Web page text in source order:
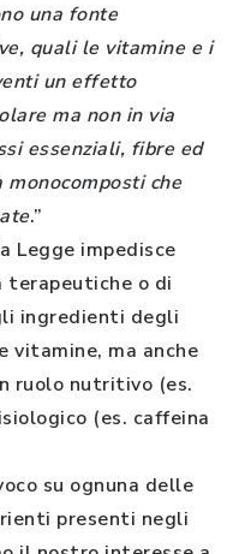
una fonte
quali le vitamine e i
un effetto
ma non in via
essenziali, fibre ed
che
.”
Legge impedisce
terapeutiche o di
ingredienti degli
vitamine, ma anche
ruolo nutritivo (es.
(es. caffeina
su ognuna delle
presenti negli